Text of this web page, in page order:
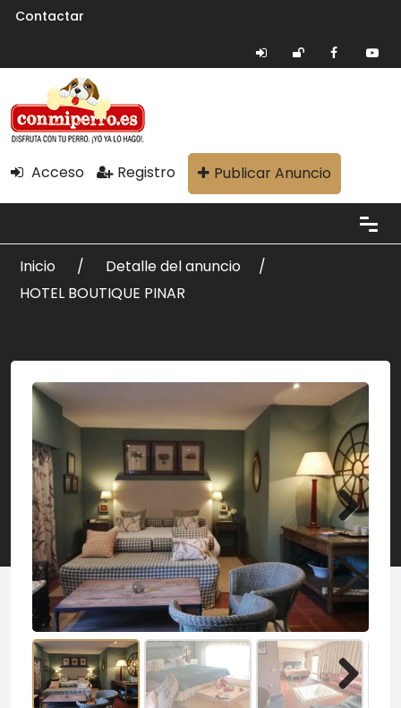
Contactar
Acceso Registro Publicar Anuncio
Inicio
Detalle del anuncio
HOTEL BOUTIQUE PINAR